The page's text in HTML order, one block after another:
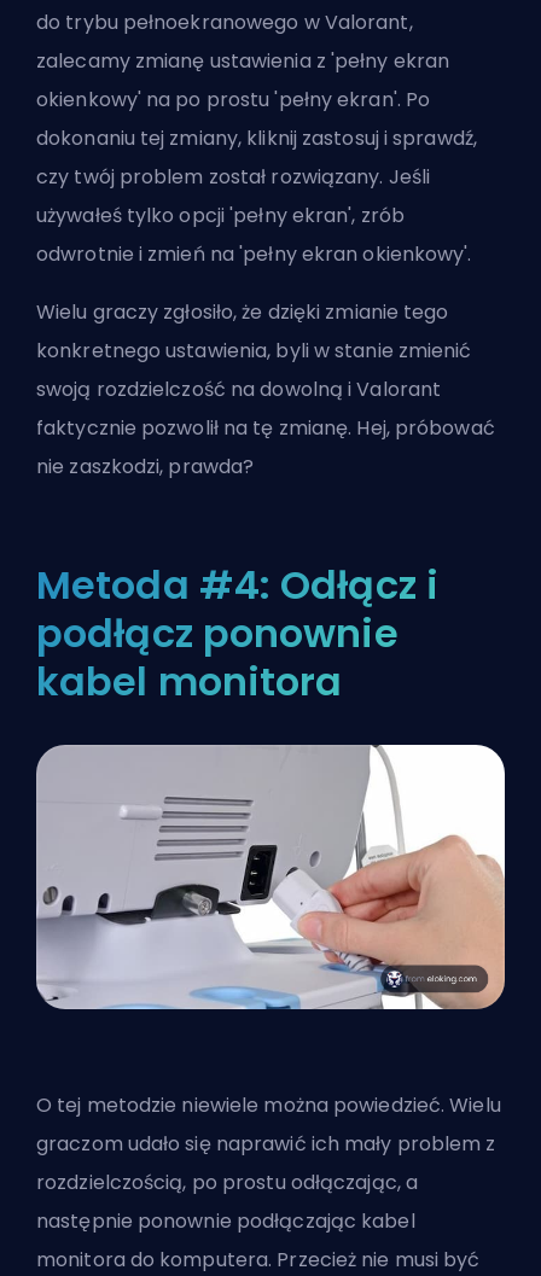
do trybu pełnoekranowego w Valorant,
zalecamy zmianę ustawienia z 'pełny ekran
okienkowy' na po prostu 'pełny ekran'. Po
dokonaniu tej zmiany, kliknij zastosuj i sprawdź,
czy twój problem został rozwiązany. Jeśli
używałeś tylko opcji 'pełny ekran', zrób
odwrotnie i zmień na 'pełny ekran okienkowy'.
Wielu graczy zgłosiło, że dzięki zmianie tego
konkretnego ustawienia, byli w stanie zmienić
swoją rozdzielczość na dowolną i Valorant
faktycznie pozwolił na tę zmianę. Hej, próbować
nie zaszkodzi, prawda?
Metoda #4: Odłącz i
podłącz ponownie
kabel monitora
O tej metodzie niewiele można powiedzieć. Wielu
graczom udało się naprawić ich mały problem z
rozdzielczością, po prostu odłączając, a
następnie ponownie podłączając kabel
monitora do komputera. Przecież nie musi być